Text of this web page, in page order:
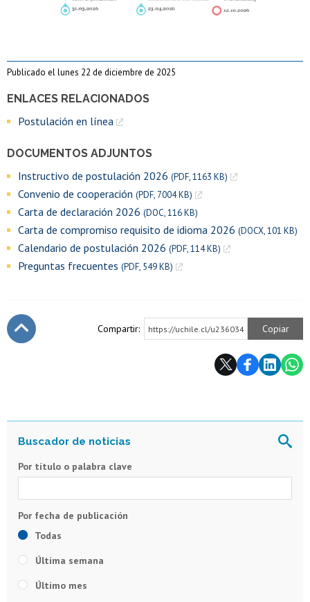
ENLACES RELACIONADOS
Postulación en línea
DOCUMENTOS ADJUNTOS
Instructivo de postulación 2026 (PDF, 1163 KB)
Convenio de cooperación (PDF, 7004 KB)
Carta de declaración 2026 (DOC, 116 KB)
Carta de compromiso requisito de idioma 2026 (DOCX, 101 KB)
Calendario de postulación 2026 (PDF, 114 KB)
Preguntas frecuentes (PDF, 549 KB)
Publicado el lunes 22 de diciembre de 2025
Compartir: https://uchile.cl/u236034 Copiar
Por título o palabra clave
Todas
Última semana
Último mes